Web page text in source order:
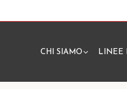
CHI SIAMO LINEE